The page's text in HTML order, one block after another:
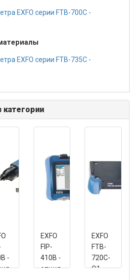
EXFO серии FTB-700C -
EXFO серии FTB-735C -
категории
-
EXFO
FIP-
410B -
опция
EXFO
FTB-
720C-
Q1-